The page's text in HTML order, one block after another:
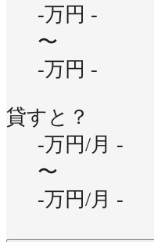
-万円 -
〜
-万円 -
貸すと？
-万円/月 -
〜
-万円/月 -